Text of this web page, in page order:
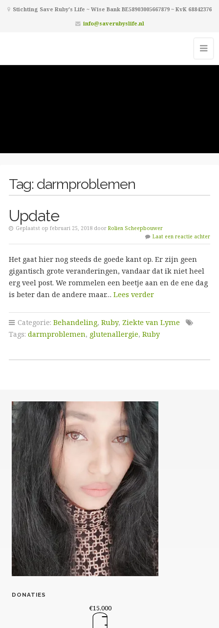
Stichting Save Ruby's Life ~ Wise Bank BE58903005667879 ~ KvK 68842376
info@saverubyslife.nl
Tag: darmproblemen
Update
Geplaatst op februari 25, 2018 door Rolien Scheepbouwer
Laat een reactie achter
Het gaat hier nog steeds de goede kant op. Er zijn geen
gigantisch grote veranderingen, vandaar dat ik niet heel
erg veel post. We rommelen een beetje aan en de ene dag
is beter dan de andere maar… Lees verder
Categorie: Behandeling, Ruby, Ziekte van Lyme
Tags: darmproblemen, glutenallergie, Ruby
DONATIES
€15,000